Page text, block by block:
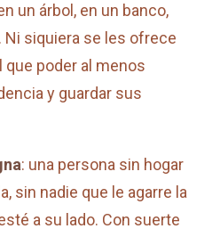
un árbol, en un banco,
Ni siquiera se les ofrece
que poder al menos
y guardar sus
: una persona sin hogar
sin nadie que le agarre la
a su lado. Con suerte